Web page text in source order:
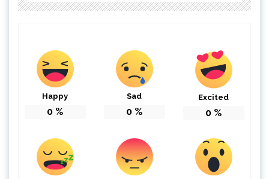
Happy
0 %
Sad
0 %
Excited
0 %